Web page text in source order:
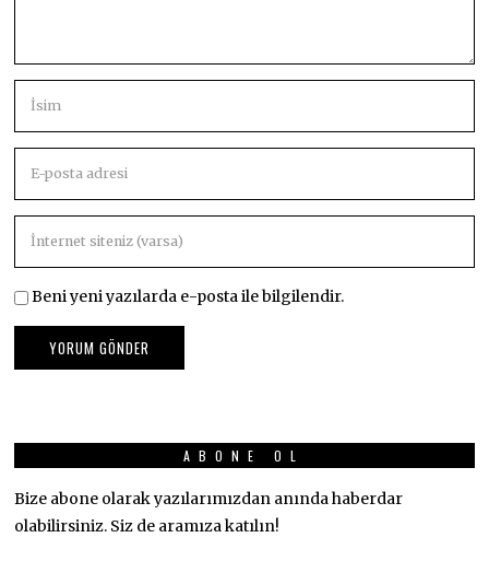
Beni yeni yazılarda e-posta ile bilgilendir.
ABONE OL
Bize abone olarak yazılarımızdan anında haberdar
olabilirsiniz. Siz de aramıza katılın!